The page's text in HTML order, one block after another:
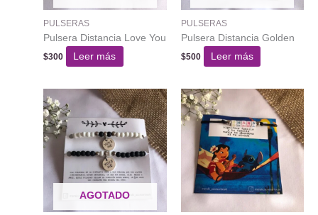
PULSERAS
Pulsera Distancia Love You
$300 Leer más
PULSERAS
Pulsera Distancia Golden
$500 Leer más
AGOTADO